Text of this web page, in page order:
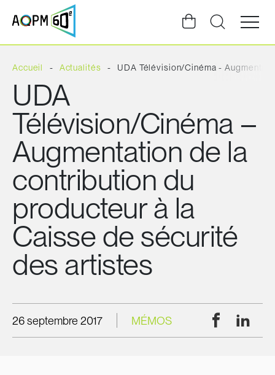
Ouvrir
la
du
Accueil Actualités UDA Télévision/Cinéma -
UDA
Télévision/Cinéma –
Augmentation de la
contribution du
producteur à la
Caisse de sécurité
des artistes
26 septembre 2017 MÉMOS Facebook